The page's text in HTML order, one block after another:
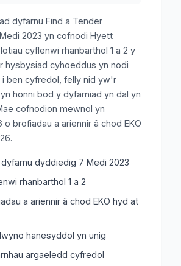
dyfarnu Find a Tender
2023 yn cofnodi Hyett
cyflenwi rhanbarthol 1 a 2 y
hysbysiad cyhoeddus yn nodi
ben cyfredol, felly nid yw'r
honni bod y dyfarniad yn dal yn
cofnodion mewnol yn
o brofiadau a ariennir â chod EKO
dyddiedig 7 Medi 2023
rhanbarthol 1 a 2
a ariennir â chod EKO hyd at
hanesyddol yn unig
argaeledd cyfredol